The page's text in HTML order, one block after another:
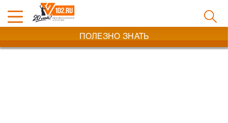
ПОЛЕЗНО ЗНАТЬ